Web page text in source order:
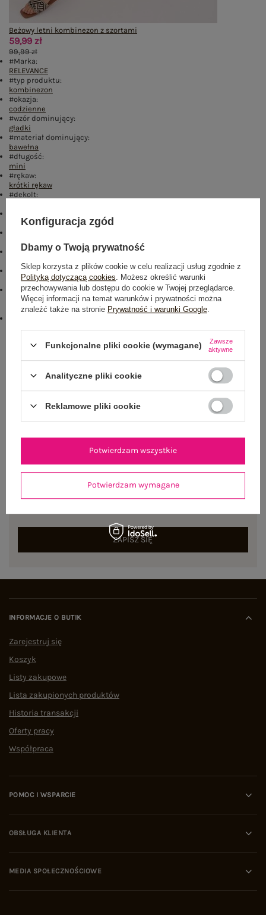
Beżowy letni kombinezon z szortami
59,99 zł
99,99 zł
#Marka:
RELEVANCE
#typ produktu:
kombinezon
#okazja:
codzienne
#wzór dominujący:
gładki
#materiał dominujący:
bawełna
#długość:
mini
#rękaw:
krótki rękaw
#dekolt:
suwak
zamek
kieszenie, z paskiem
#skład materiału :
90% bawełna
10% elastan
#sposób prania :
pranie w pralce w 30°C
#modelka:
Modelka ma na sobie rozmiar one size. Wymiary modelki: wzrost 172
cm, biust 88 cm, talia 63 cm, biodra 92 cm
txt_COTTON COMFORT#546070#FFFFFF,dół,lewo,col
Rozmiar: One size
Dostępny
NEWSLETTER
Zapisz się do naszego newslettera i otrzymaj 15% zniżki na
pierwsze zamówienie
ZAPISZ SIĘ
INFORMACJE O BUTIK
Zarejestruj się
Koszyk
Listy zakupowe
Lista zakupionych produktów
Historia transakcji
Oferty pracy
Współpraca
POMOC I WSPARCIE
OBSŁUGA KLIENTA
MEDIA SPOŁECZNOŚCIOWE
Konfiguracja zgód
Dbamy o Twoją prywatność
Sklep korzysta z plików cookie w celu realizacji usług zgodnie z
Polityką dotyczącą cookies . Możesz określić warunki
przechowywania lub dostępu do cookie w Twojej przeglądarce.
Więcej informacji na temat warunków i prywatności można
znaleźć także na stronie Prywatność i warunki Google
Funkcjonalne pliki cookie (wymagane)
Zawsze
aktywne
Analityczne pliki cookie
Reklamowe pliki cookie
Potwierdzam wymagane
Potwierdzam wszystkie